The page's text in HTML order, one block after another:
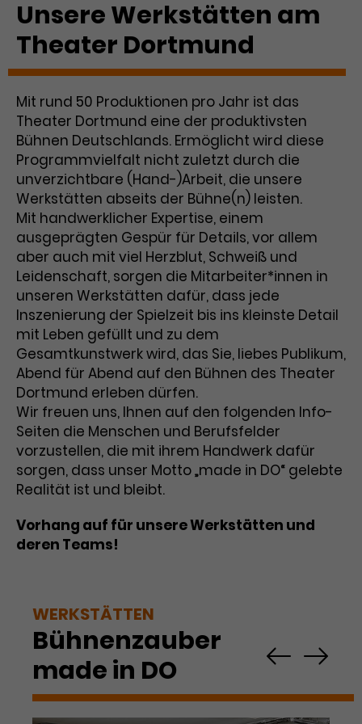
Benutzer*in wiedererkannt werden,
und es wird Zugang zu
geschützten Bereichen gewährt.
Name cookie_optin
TYPO3
Laufzeit 1 Monat
Zweck
Enthält die gewählten Tracking-
Optin-Einstellungen.
Zweck
Dieses Cookie wird von Google
wird verwendet, um
Besucher*innen-, Sitzungs- und
Kampagnendaten zu berechnen
und die Nutzung der Website für
den Analysebericht der Website zu
verfolgen. Die Cookies speichern
Informationen anonym und weisen
eine zufallsgenerierte Nummer zu,
um Besuche zu erkennen.
Name _gid
Anbieter Google Analytics
Laufzeit 1 Tag
Zweck
Dieses Cookie wird von Google
Analytics installiert. Das Cookie
wird verwendet, um Informationen
darüber zu speichern, wie
Besucher*innen eine Website
eines Analyseberichts über die
Performance der Website. Die
stammen, und die besuchten
Seiten.
Name _gat_UA-63561367-1
Marketing
Diese Gruppe beinhaltet alle Scripte, die es uns
ermöglichen die Leistung unserer
Werbekampagnen zu analysieren und
Conversions zu messen. Außerdem helfen sie
die Interessen unserer Nutzer abzustimmen.
Name
_gcl_au
Anbieter Google Ads
Laufzeit 3 Monate
Zweck
Wird von Google verwendet, um
die Effizienz von Werbeanzeigen zu
messen und Conversions zu
speichern. Dieses Cookie hilft dabei
nachzuvollziehen, ob Nutzer über
Google-Anzeigen auf unsere
Website gelangt sind.
Name _gcl_aw
Anbieter Google Ads
Laufzeit 3 Monate
Dieses Cookie speichert
Informationen zu Werbeklicks und
Name _gcl_dc
Cookie-Informationen
Unsere Werkstätten am
Theater Dortmund
Mit rund 50 Produktionen pro Jahr ist das
Theater Dortmund eine der produktivsten
Bühnen Deutschlands. Ermöglicht wird diese
Programmvielfalt nicht zuletzt durch die
unverzichtbare (Hand-)Arbeit, die unsere
Werkstätten abseits der Bühne(n) leisten.
Mit handwerklicher Expertise, einem
ausgeprägten Gespür für Details, vor allem
aber auch mit viel Herzblut, Schweiß und
Leidenschaft, sorgen die Mitarbeiter*innen in
unseren Werkstätten dafür, dass jede
Inszenierung der Spielzeit bis ins kleinste Detail
mit Leben gefüllt und zu dem
Gesamtkunstwerk wird, das Sie, liebes Publikum,
Abend für Abend auf den Bühnen des Theater
Dortmund erleben dürfen.
Wir freuen uns, Ihnen auf den folgenden Info-
Seiten die Menschen und Berufsfelder
vorzustellen, die mit ihrem Handwerk dafür
sorgen, dass unser Motto „made in DO“ gelebte
Realität ist und bleibt.
Vorhang auf für unsere Werkstätten und
deren Teams!
WERKSTÄTTEN
Bühnenzauber
made in DO